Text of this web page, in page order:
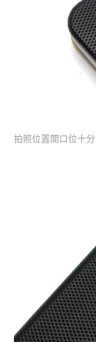
拍照位置開口位十分